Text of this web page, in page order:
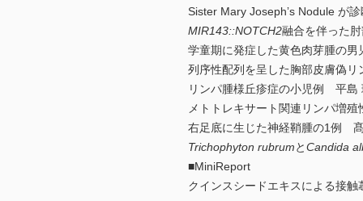
Sister Mary Josephʼs Nodule が
MIR143::NOTCH2融合を伴った
学童期に発症した黄色肉芽腫の
列序性配列を呈した胸部皮膚偽
リンパ腫様丘疹症の小児例 平島
メトトレキサート関連リンパ増
右足底に生じた神経鞘腫の1例
Trichophyton rubrumとCandida
■MiniReport
クインスシードエキスによる接